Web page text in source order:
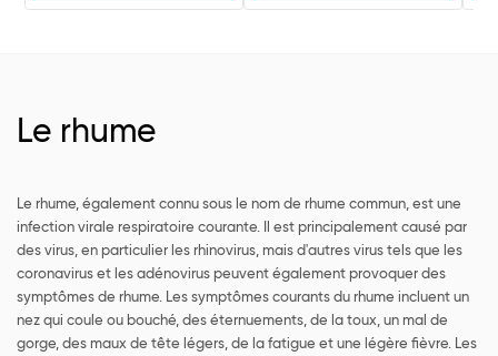
Le rhume
Le rhume, également connu sous le nom de rhume commun, est une
infection virale respiratoire courante. Il est principalement causé par
des virus, en particulier les rhinovirus, mais d'autres virus tels que les
coronavirus et les adénovirus peuvent également provoquer des
symptômes de rhume. Les symptômes courants du rhume incluent un
nez qui coule ou bouché, des éternuements, de la toux, un mal de
gorge, des maux de tête légers, de la fatigue et une légère fièvre. Les